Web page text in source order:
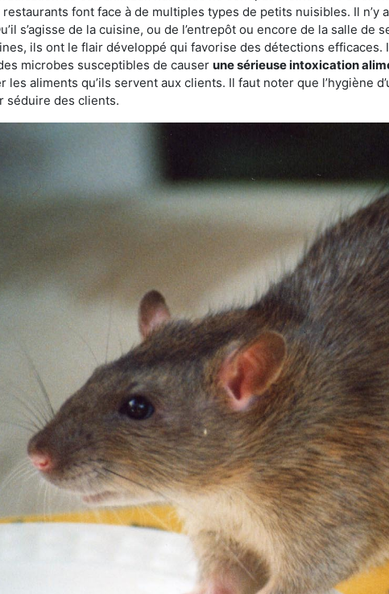
font face à de multiples types de petits nuisibles. Il n’y
s’agisse de la cuisine, ou de l’entrepôt ou encore de la salle
ils ont le flair développé qui favorise des détections
microbes susceptibles de causer une sérieuse intoxication
les aliments qu’ils servent aux clients. Il faut noter que l’hygiène
séduire des clients.